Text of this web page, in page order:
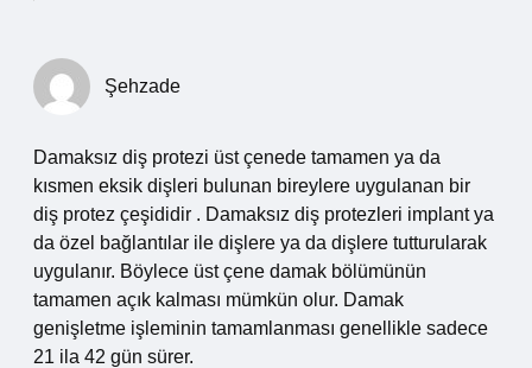
Şehzade
Damaksız diş protezi üst çenede tamamen ya da
kısmen eksik dişleri bulunan bireylere uygulanan bir
diş protez çeşididir . Damaksız diş protezleri implant ya
da özel bağlantılar ile dişlere ya da dişlere tutturularak
uygulanır. Böylece üst çene damak bölümünün
tamamen açık kalması mümkün olur. Damak
genişletme işleminin tamamlanması genellikle sadece
21 ila 42 gün sürer.